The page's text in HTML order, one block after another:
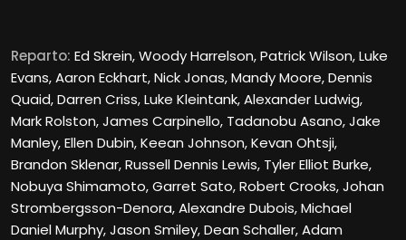
Reparto: Ed Skrein, Woody Harrelson, Patrick Wilson, Luke
Evans, Aaron Eckhart, Nick Jonas, Mandy Moore, Dennis
Quaid, Darren Criss, Luke Kleintank, Alexander Ludwig,
Mark Rolston, James Carpinello, Tadanobu Asano, Jake
Manley, Ellen Dubin, Keean Johnson, Kevan Ohtsji,
Brandon Sklenar, Russell Dennis Lewis, Tyler Elliot Burke,
Nobuya Shimamoto, Garret Sato, Robert Crooks, Johan
Strombergsson-Denora, Alexandre Dubois, Michael
Daniel Murphy, Jason Smiley, Dean Schaller, Adam